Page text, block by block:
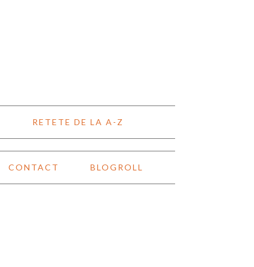
RETETE DE LA A-Z
CONTACT BLOGROLL